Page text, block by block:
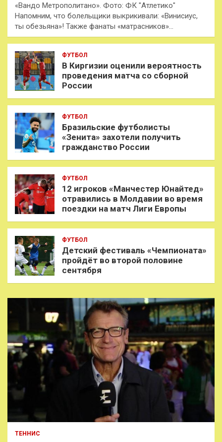
«Вандо Метрополитано». Фото: ФК "Атлетико"
Напомним, что болельщики выкрикивали: «Винисиус,
ты обезьяна»! Также фанаты «матрасников»…
ФУТБОЛ
В Киргизии оценили вероятность
проведения матча со сборной
России
ФУТБОЛ
Бразильские футболисты
«Зенита» захотели получить
гражданство России
ФУТБОЛ
12 игроков «Манчестер Юнайтед»
отравились в Молдавии во время
поездки на матч Лиги Европы
ФУТБОЛ
Детский фестиваль «Чемпионата»
пройдёт во второй половине
сентября
ТЕННИС